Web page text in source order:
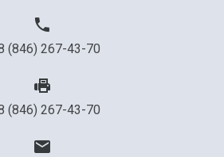
(846) 267-43-70
(846) 267-43-70